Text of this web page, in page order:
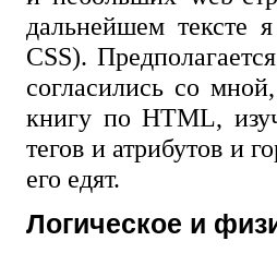
дальнейшем тексте
CSS).
согласились со
книгу по HTML,
тегов и атрибутов и
его едят.
Логическое и